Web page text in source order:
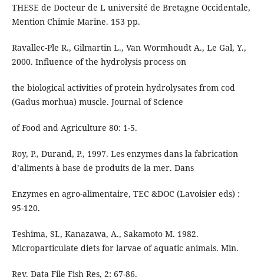
THESE de Docteur de L université de Bretagne Occidentale,
Mention Chimie Marine. 153 pp.
Ravallec-Ple R., Gilmartin L., Van Wormhoudt A., Le Gal, Y.,
2000. Influence of the hydrolysis process on
the biological activities of protein hydrolysates from cod
(Gadus morhua) muscle. Journal of Science
of Food and Agriculture 80: 1-5.
Roy, P., Durand, P., 1997. Les enzymes dans la fabrication
d’aliments à base de produits de la mer. Dans
Enzymes en agro-alimentaire, TEC &DOC (Lavoisier eds) :
95-120.
Teshima, SI., Kanazawa, A., Sakamoto M. 1982.
Microparticulate diets for larvae of aquatic animals. Min.
Rev. Data File Fish Res, 2: 67-86.